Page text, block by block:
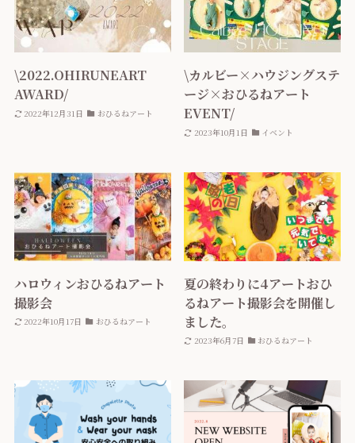
\2022.OHIRUNEART
AWARD/
2022年12月31日 おひるねアート
\カルビー×ハウジングステ
ージ×おひるねアート
EVENT/
2023年10月1日 イベント
ハロウィンおひるねアート
撮影会
2022年10月17日 おひるねアート
夏の終わりに4アートおひ
るねアート撮影会を開催し
ました。
2023年6月7日 おひるねアート